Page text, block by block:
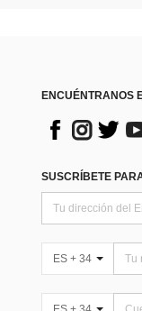
ENCUÉNTRANOS
SUSCRÍBETE
ES + 34